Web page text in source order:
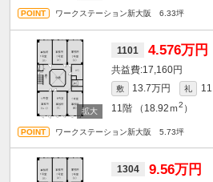
ワークステーション新大阪 6.33坪
1101 4.576万円
17,160円
敷 13.7万円 礼
11階
（18.92ｍ2 ）
ワークステーション新大阪 5.73坪
1304 9.56万円